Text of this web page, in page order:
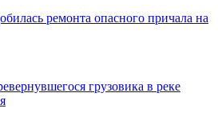
ремонта опасного причала на
грузовика в реке